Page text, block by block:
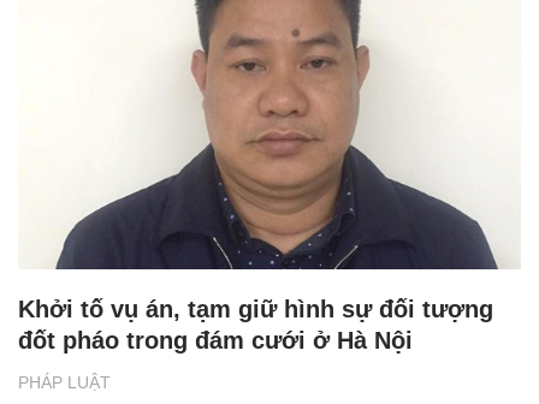
PHÁP LUẬT
Khởi tố vụ án, tạm giữ hình sự đối tượng
đốt pháo trong đám cưới ở Hà Nội